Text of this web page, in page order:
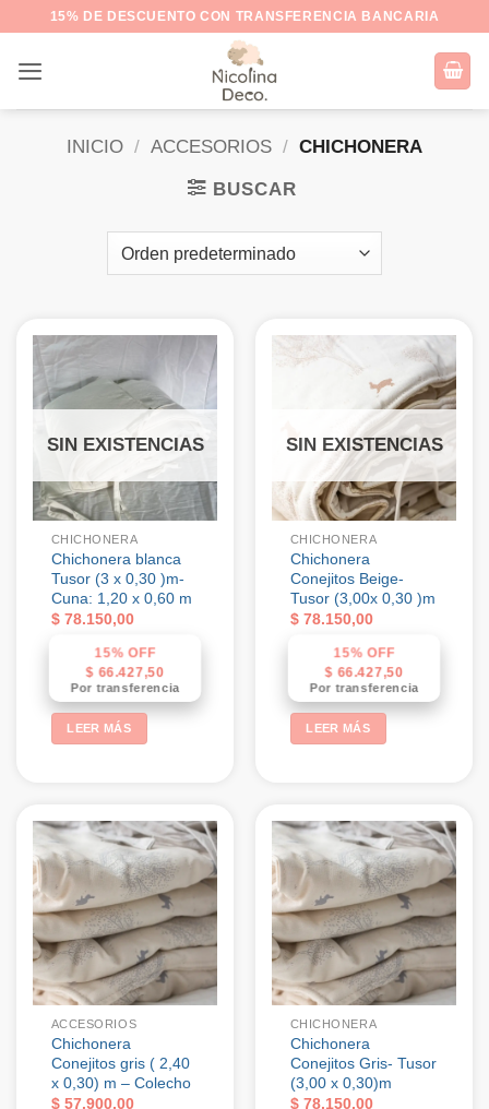
contenido
15% DE DESCUENTO CON TRANSFERENCIA BANCARIA
INICIO / ACCESORIOS / CHICHONERA
BUSCAR
SIN EXISTENCIAS
CHICHONERA
Chichonera blanca
Tusor (3 x 0,30 )m-
Cuna: 1,20 x 0,60 m
$78.150,00
15% OFF
$ 66.427,50
Por transferencia
LEER MÁS
SIN EXISTENCIAS
CHICHONERA
Chichonera
Conejitos Beige-
Tusor (3,00x 0,30 )m
$78.150,00
15% OFF
$ 66.427,50
Por transferencia
LEER MÁS
ACCESORIOS
Chichonera
Conejitos gris ( 2,40
x 0,30) m – Colecho
$57.900,00
CHICHONERA
Chichonera
Conejitos Gris- Tusor
(3,00 x 0,30)m
$78.150,00